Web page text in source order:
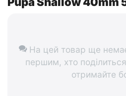
На цей товар ще немає
першим, хто
отримайте